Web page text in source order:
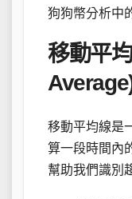
狗狗幣分析中
移動平
移動平均線是
算一段時間內
幫助我們識別